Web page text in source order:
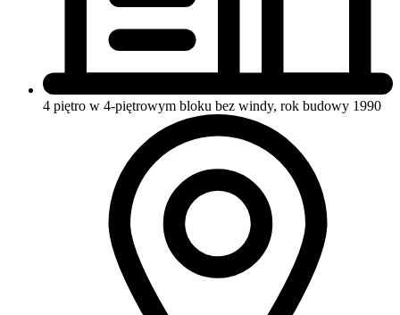
4 piętro w 4-piętrowym bloku bez windy, rok budowy 1990